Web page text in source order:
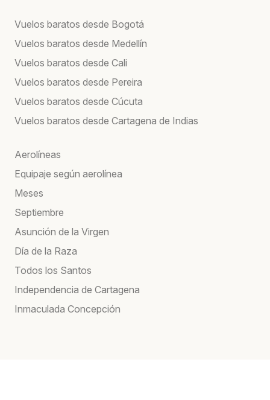
Vuelos baratos desde Bogotá
Vuelos baratos desde Medellín
Vuelos baratos desde Cali
Vuelos baratos desde Pereira
Vuelos baratos desde Cúcuta
Vuelos baratos desde Cartagena de Indias
Aerolíneas
Equipaje según aerolínea
Meses
Septiembre
Asunción de la Virgen
Día de la Raza
Todos los Santos
Independencia de Cartagena
Inmaculada Concepción